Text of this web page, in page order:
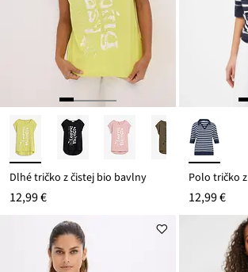
Dlhé tričko z čistej bio bavlny
12,99 € 12,99 €